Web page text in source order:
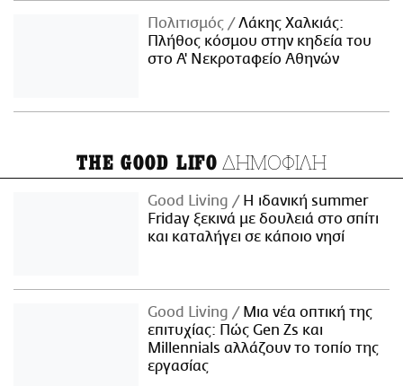
Πολιτισμός
Λάκης Χαλκιάς:
Πλήθος κόσμου στην κηδεία του
στο Α' Νεκροταφείο Αθηνών
THE GOOD LIFO ΔΗΜΟΦΙΛΗ
Good Living
Η ιδανική summer
Friday ξεκινά με δουλειά στο σπίτι
και καταλήγει σε κάποιο νησί
Good Living
Μια νέα οπτική της
επιτυχίας: Πώς Gen Zs και
Millennials αλλάζουν το τοπίο της
εργασίας